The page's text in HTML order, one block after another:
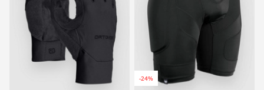
-24%